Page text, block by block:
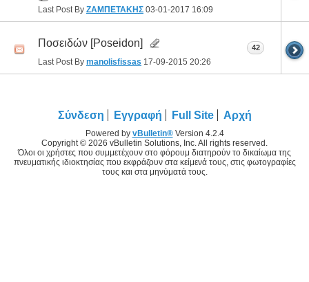
Last Post By ΖΑΜΠΕΤΑΚΗΣ 03-01-2017 16:09
Ποσειδών [Poseidon]
Last Post By manolisfissas 17-09-2015 20:26
42
Σύνδεση Εγγραφή Full Site Αρχή
Powered by vBulletin®Version 4.2.4
Copyright © 2026 vBulletin Solutions, Inc. All rights reserved.
Όλοι οι χρήστες που συμμετέχουν στο φόρουμ διατηρούν το δικαίωμα της
πνευματικής ιδιοκτησίας που εκφράζουν στα κείμενά τους, στις φωτογραφίες
τους και στα μηνύματά τους.